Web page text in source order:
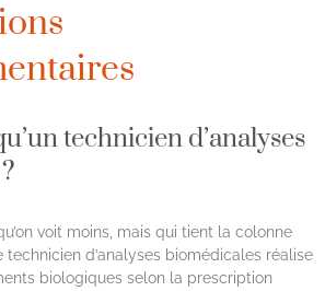
technicien d’analyses
voit moins, mais qui tient la colonne
d’analyses biomédicales réalise
biologiques selon la prescription